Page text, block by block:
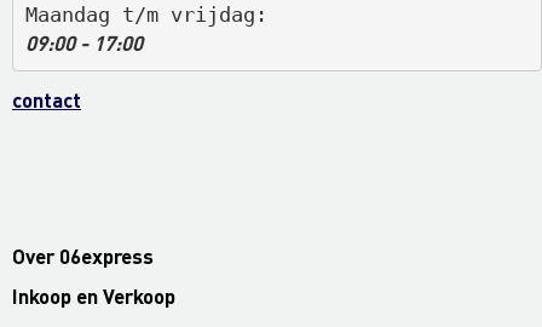
Maandag t/m vrijdag:
09:00 - 17:00
contact
Over 06express
Inkoop en Verkoop